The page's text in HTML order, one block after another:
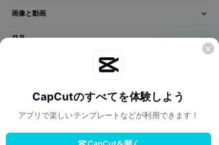
動画のトリミング
動画への字幕追加
画像と動画
発見
CapCutのすべてを体験しよう
アプリで楽しいテンプレートなどが利用できます！